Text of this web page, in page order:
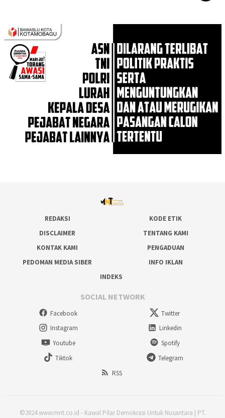
REDAKSI
KODE ETIK
DISCLAIMER
TENTANG KAMI
KONTAK KAMI
PENGADUAN
PEDOMAN MEDIA SIBER
INFO IKLAN
INDEKS
SOCIAL NETWORK
Facebook
Twitter
Instagram
Linkedin
Youtube
Spotify
Tiktok
Telegram
RSS
©2024 www.mnt.co.id - Kawal Pilar Demokrasi Untuk Nusantara | PT.